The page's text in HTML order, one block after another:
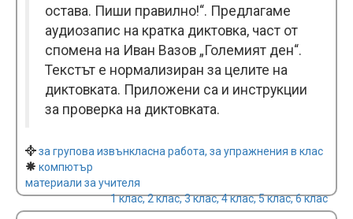
остава. Пиши правилно!“. Предлагаме
аудиозапис на кратка диктовка, част от
спомена на Иван Вазов „Големият ден“.
Текстът е нормализиран за целите на
диктовката. Приложени са и инструкции
за проверка на диктовката.
за групова извънкласна работа, за упражнения в клас
компютър
материали за учителя
1 клас, 2 клас, 3 клас, 4 клас, 5 клас, 6 клас